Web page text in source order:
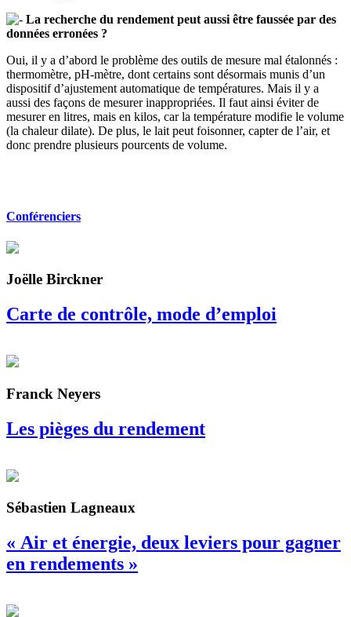
La recherche du rendement peut aussi être faussée par des
données erronées ?
Oui, il y a d’abord le problème des outils de mesure mal étalonnés :
thermomètre, pH-mètre, dont certains sont désormais munis d’un
dispositif d’ajustement automatique de températures. Mais il y a
aussi des façons de mesurer inappropriées. Il faut ainsi éviter de
mesurer en litres, mais en kilos, car la température modifie le volume
(la chaleur dilate). De plus, le lait peut foisonner, capter de l’air, et
donc prendre plusieurs pourcents de volume.
Conférenciers
Joëlle Birckner
Carte de contrôle, mode d’emploi
Franck Neyers
Les pièges du rendement
Sébastien Lagneaux
« Air et énergie, deux leviers pour gagner
en rendements »